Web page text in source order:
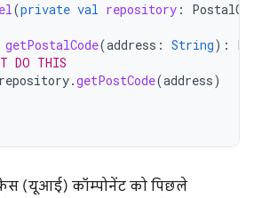
(private val repository :
getPostalCode(address : String):
DO THIS
repository.getPostCode(address)
(यूआई) कॉम्पोनेंट को पिछले